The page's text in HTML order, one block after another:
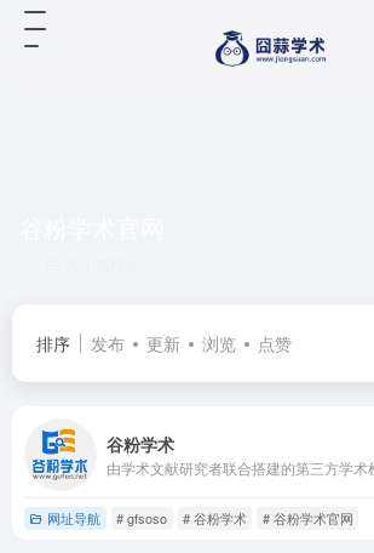
排序 发布 更新 浏览 点赞
谷粉学术
网址导航 # gfsoso # 谷粉学术 # 谷粉学术官网